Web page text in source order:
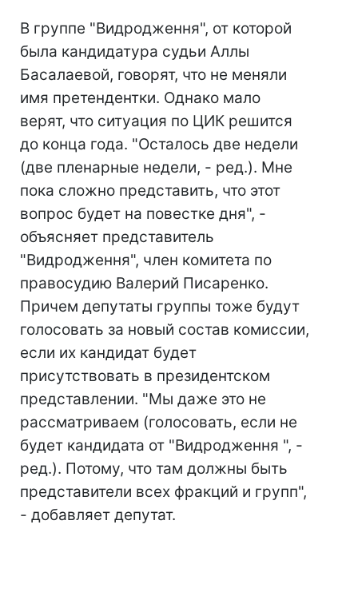
В группе "Видродження", от которой
была кандидатура судьи Аллы
Басалаевой, говорят, что не меняли
имя претендентки. Однако мало
верят, что ситуация по ЦИК решится
до конца года. "Осталось две недели
(две пленарные недели, - ред.). Мне
пока сложно представить, что этот
вопрос будет на повестке дня", -
объясняет представитель
"Видродження", член комитета по
правосудию Валерий Писаренко.
Причем депутаты группы тоже будут
голосовать за новый состав комиссии,
если их кандидат будет
присутствовать в президентском
представлении. "Мы даже это не
рассматриваем (голосовать, если не
будет кандидата от "Видродження ", -
ред.). Потому, что там должны быть
представители всех фракций и групп",
- добавляет депутат.